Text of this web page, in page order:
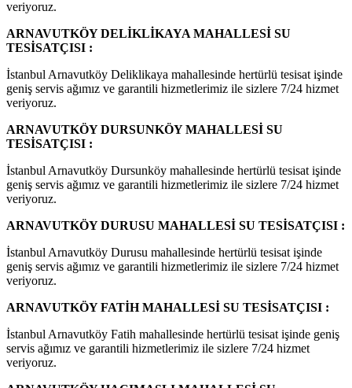
veriyoruz.
ARNAVUTKÖY DELİKLİKAYA MAHALLESİ SU
TESİSATÇISI :
İstanbul Arnavutköy Deliklikaya mahallesinde hertürlü tesisat işinde
geniş servis ağımız ve garantili hizmetlerimiz ile sizlere 7/24 hizmet
veriyoruz.
ARNAVUTKÖY DURSUNKÖY MAHALLESİ SU
TESİSATÇISI :
İstanbul Arnavutköy Dursunköy mahallesinde hertürlü tesisat işinde
geniş servis ağımız ve garantili hizmetlerimiz ile sizlere 7/24 hizmet
veriyoruz.
ARNAVUTKÖY DURUSU MAHALLESİ SU TESİSATÇISI :
İstanbul Arnavutköy Durusu mahallesinde hertürlü tesisat işinde
geniş servis ağımız ve garantili hizmetlerimiz ile sizlere 7/24 hizmet
veriyoruz.
ARNAVUTKÖY FATİH MAHALLESİ SU TESİSATÇISI :
İstanbul Arnavutköy Fatih mahallesinde hertürlü tesisat işinde geniş
servis ağımız ve garantili hizmetlerimiz ile sizlere 7/24 hizmet
veriyoruz.